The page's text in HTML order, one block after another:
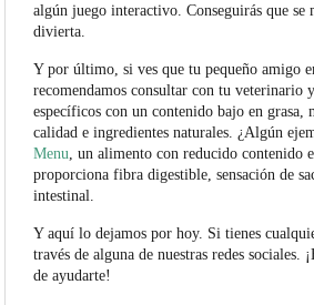
algún juego interactivo. Conseguirás que se
divierta.
Y por último, si ves que tu pequeño amigo
recomendamos consultar con tu veterinario
específicos con un contenido bajo en grasa,
calidad e ingredientes naturales. ¿Algún
Menu, un alimento con reducido contenido
proporciona fibra digestible, sensación de
intestinal.
Y aquí lo dejamos por hoy. Si tienes
través de alguna de nuestras redes sociales.
de ayudarte!